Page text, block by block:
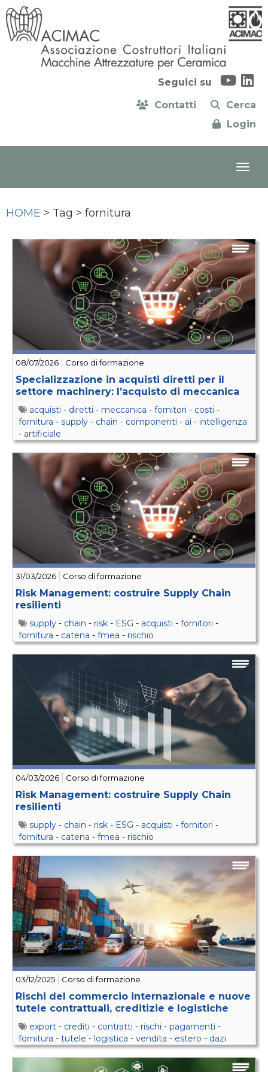
Seguici su
Contatti
Cerca
Login
HOME > Tag > fornitura
08/07/2026 Corso di formazione
Specializzazione in acquisti diretti per il
settore machinery: l’acquisto di meccanica
acquisti - diretti - meccanica - fornitori - costi -
fornitura - supply - chain - componenti - ai - intelligenza
- artificiale
31/03/2026 Corso di formazione
Risk Management: costruire Supply Chain
resilienti
supply - chain - risk - ESG - acquisti - fornitori -
fornitura - catena - fmea - rischio
04/03/2026 Corso di formazione
Risk Management: costruire Supply Chain
resilienti
supply - chain - risk - ESG - acquisti - fornitori -
fornitura - catena - fmea - rischio
03/12/2025 Corso di formazione
Rischi del commercio internazionale e nuove
tutele contrattuali, creditizie e logistiche
export - crediti - contratti - rischi - pagamenti -
fornitura - tutele - logistica - vendita - estero - dazi